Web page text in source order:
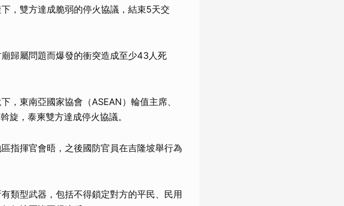
，雙方達成脆弱的停火協議，結束5天交
歸屬問題而爆發的衝突造成至少43人死
，東南亞國家協會（ASEAN）輪值主席、
旋，泰柬雙方達成停火協議。
指揮官會晤，之後國防官員在吉隆坡舉行為
類型武器，包括不得鎖定對方的平民、民用